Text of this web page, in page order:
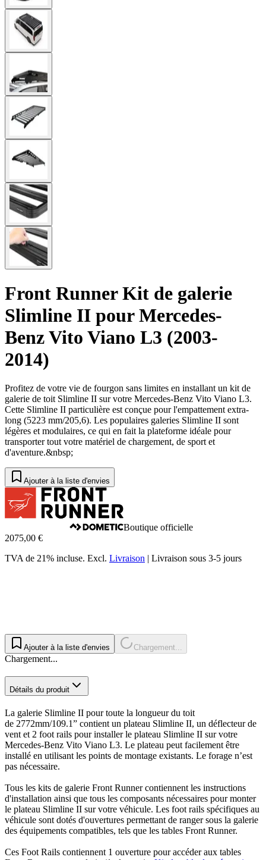
Front Runner Kit de galerie
Slimline II pour Mercedes-
Benz Vito Viano L3 (2003-
2014)
Profitez de votre vie de fourgon sans limites en installant un kit de
galerie de toit Slimline II sur votre Mercedes-Benz Vito Viano L3.
Cette Slimline II particulière est conçue pour l'empattement extra-
long (5223 mm/205,6). Les populaires galeries Slimline II sont
légères et modulaires, ce qui en fait la plateforme idéale pour
transporter tout votre matériel de chargement, de sport et
d'aventure.&nbsp;
Ajouter à la liste d'envies
Boutique officielle
2075,00 €
TVA de 21% incluse. Excl. Livraison | Livraison sous 3-5 jours
Ajouter à la liste d'envies Chargement...
Chargement...
Détails du produit
La galerie Slimline II pour toute la longueur du toit
de 2772mm/109.1” contient un plateau Slimline II, un déflecteur de
vent et 2 foot rails pour installer le plateau Slimline II sur votre
Mercedes-Benz Vito Viano L3. Le plateau peut facilement être
installé en utilisant les points de montage existants. Le forage n’est
pas nécessaire.
Tous les kits de galerie Front Runner contiennent les instructions
d'installation ainsi que tous les composants nécessaires pour monter
le plateau Slimline II sur votre véhicule. Les foot rails spécifiques au
véhicule sont dotés d'ouvertures permettant de ranger sous la galerie
des équipements compatibles, tels que les tables Front Runner.
Ces Foot Rails contiennent 1 ouverture pour accéder aux tables